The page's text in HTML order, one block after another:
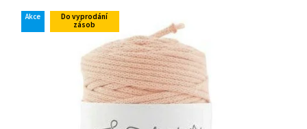
Nejdražší
Abecedně
Akce
Do vyprodání
zásob